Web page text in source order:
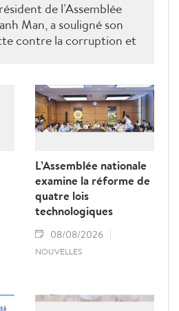
de l’Assemblée
Man, a souligné son
contre la corruption et
L’Assemblée nationale
examine la réforme de
quatre lois
technologiques
08/08/2026
NOUVELLES